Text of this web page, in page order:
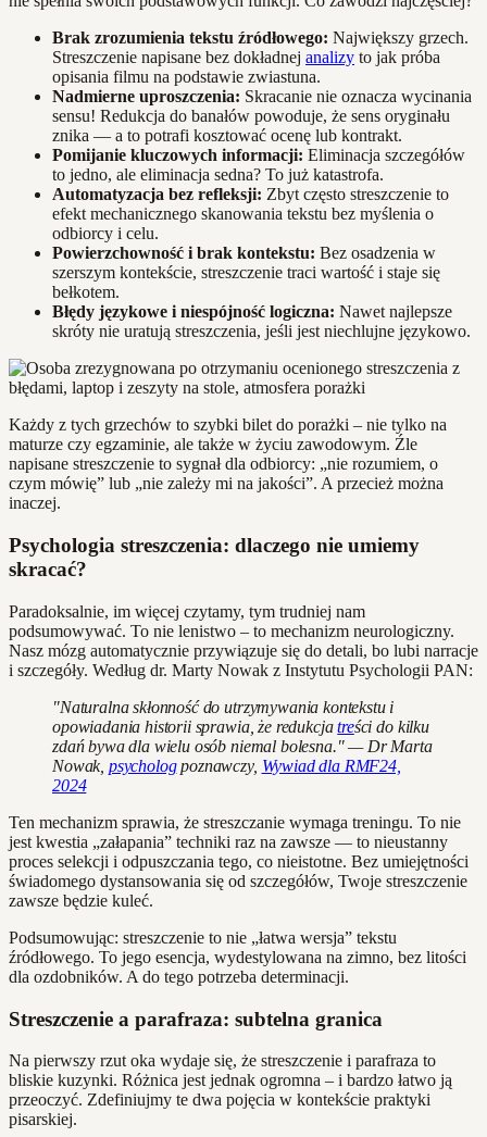
Brak zrozumienia tekstu źródłowego: Największy grzech.
Streszczenie napisane bez dokładnej analizy to jak próba
opisania filmu na podstawie zwiastuna.
Nadmierne uproszczenia: Skracanie nie oznacza wycinania
sensu! Redukcja do banałów powoduje, że sens oryginału
znika — a to potrafi kosztować ocenę lub kontrakt.
Pomijanie kluczowych informacji: Eliminacja szczegółów
to jedno, ale eliminacja sedna? To już katastrofa.
Automatyzacja bez refleksji: Zbyt często streszczenie to
efekt mechanicznego skanowania tekstu bez myślenia o
odbiorcy i celu.
Powierzchowność i brak kontekstu: Bez osadzenia w
szerszym kontekście, streszczenie traci wartość i staje się
bełkotem.
Błędy językowe i niespójność logiczna: Nawet najlepsze
skróty nie uratują streszczenia, jeśli jest niechlujne językowo.
Każdy z tych grzechów to szybki bilet do porażki – nie tylko na
maturze czy egzaminie, ale także w życiu zawodowym. Źle
napisane streszczenie to sygnał dla odbiorcy: „nie rozumiem, o
czym mówię” lub „nie zależy mi na jakości”. A przecież można
inaczej.
Psychologia streszczenia: dlaczego nie umiemy
skracać?
Paradoksalnie, im więcej czytamy, tym trudniej nam
podsumowywać. To nie lenistwo – to mechanizm neurologiczny.
Nasz mózg automatycznie przywiązuje się do detali, bo lubi narracje
i szczegóły. Według dr. Marty Nowak z Instytutu Psychologii PAN:
"Naturalna skłonność do utrzymywania kontekstu i
opowiadania historii sprawia, że redukcjatreści do kilku
zdań bywa dla wielu osób niemal bolesna." — Dr Marta
Nowak, psychologpoznawczy, Wywiad dla RMF24,
2024
Ten mechanizm sprawia, że streszczanie wymaga treningu. To nie
jest kwestia „załapania” techniki raz na zawsze — to nieustanny
proces selekcji i odpuszczania tego, co nieistotne. Bez umiejętności
świadomego dystansowania się od szczegółów, Twoje streszczenie
zawsze będzie kuleć.
Podsumowując: streszczenie to nie „łatwa wersja” tekstu
źródłowego. To jego esencja, wydestylowana na zimno, bez litości
dla ozdobników. A do tego potrzeba determinacji.
Streszczenie a parafraza: subtelna granica
Na pierwszy rzut oka wydaje się, że streszczenie i parafraza to
bliskie kuzynki. Różnica jest jednak ogromna – i bardzo łatwo ją
przeoczyć. Zdefiniujmy te dwa pojęcia w kontekście praktyki
pisarskiej.